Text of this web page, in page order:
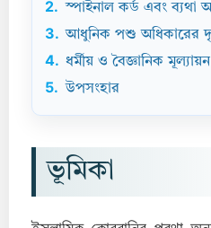
2. স্পাইনাল কর্ড এবং ব্যথা
3. আধুনিক পশু অধিকারের
4. ধর্মীয় ও বৈজ্ঞানিক মূল্যায়ন
5. উপসংহার
ভূমিকা